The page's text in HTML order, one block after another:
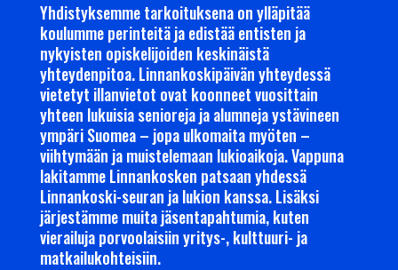
Yhdistyksemme tarkoituksena on ylläpitää
koulumme perinteitä ja edistää entisten ja
nykyisten opiskelijoiden keskinäistä
yhteydenpitoa. Linnankoskipäivän yhteydessä
vietetyt illanvietot ovat koonneet vuosittain
yhteen lukuisia senioreja ja alumneja ystävineen
ympäri Suomea – jopa ulkomaita myöten –
viihtymään ja muistelemaan lukioaikoja. Vappuna
lakitamme Linnankosken patsaan yhdessä
Linnankoski-seuran ja lukion kanssa. Lisäksi
järjestämme muita jäsentapahtumia, kuten
vierailuja porvoolaisiin yritys-, kulttuuri- ja
matkailukohteisiin.